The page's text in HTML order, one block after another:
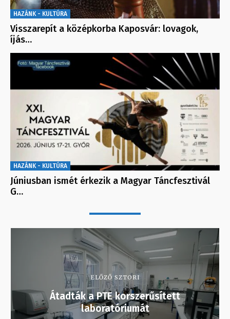
HAZÁNK - KULTÚRA
Visszarepít a középkorba Kaposvár: lovagok,
íjás…
HAZÁNK - KULTÚRA
Júniusban ismét érkezik a Magyar Táncfesztivál
G…
ELŐZŐ SZTORI
Átadták a PTE korszerűsített
laboratóriumát